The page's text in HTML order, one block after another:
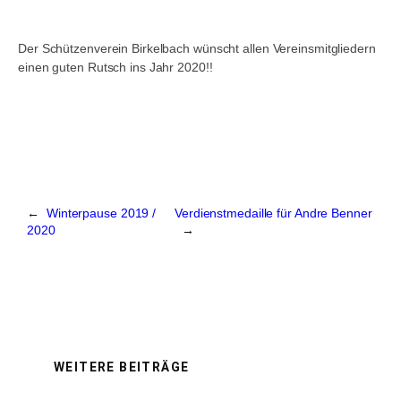
Der Schützenverein Birkelbach wünscht allen Vereinsmitgliedern
einen guten Rutsch ins Jahr 2020!!
←
Winterpause 2019 /
2020
Verdienstmedaille für Andre Benner
→
WEITERE BEITRÄGE